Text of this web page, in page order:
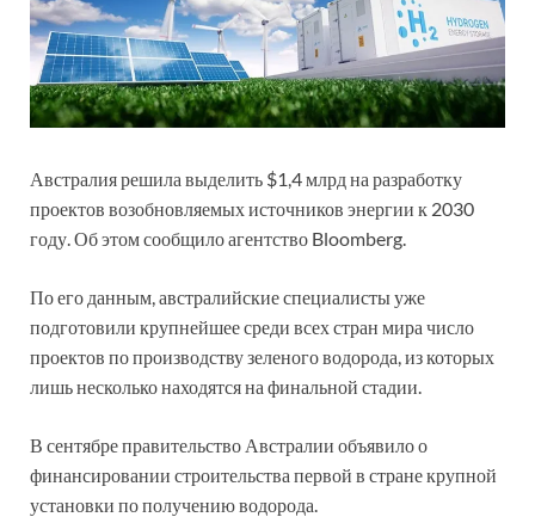
Австралия решила выделить $1,4 млрд на разработку
проектов возобновляемых источников энергии к 2030
году. Об этом сообщило агентство Bloomberg.
По его данным, австралийские специалисты уже
подготовили крупнейшее среди всех стран мира число
проектов по производству зеленого водорода, из которых
лишь несколько находятся на финальной стадии.
В сентябре правительство Австралии объявило о
финансировании строительства первой в стране крупной
установки по получению водорода.